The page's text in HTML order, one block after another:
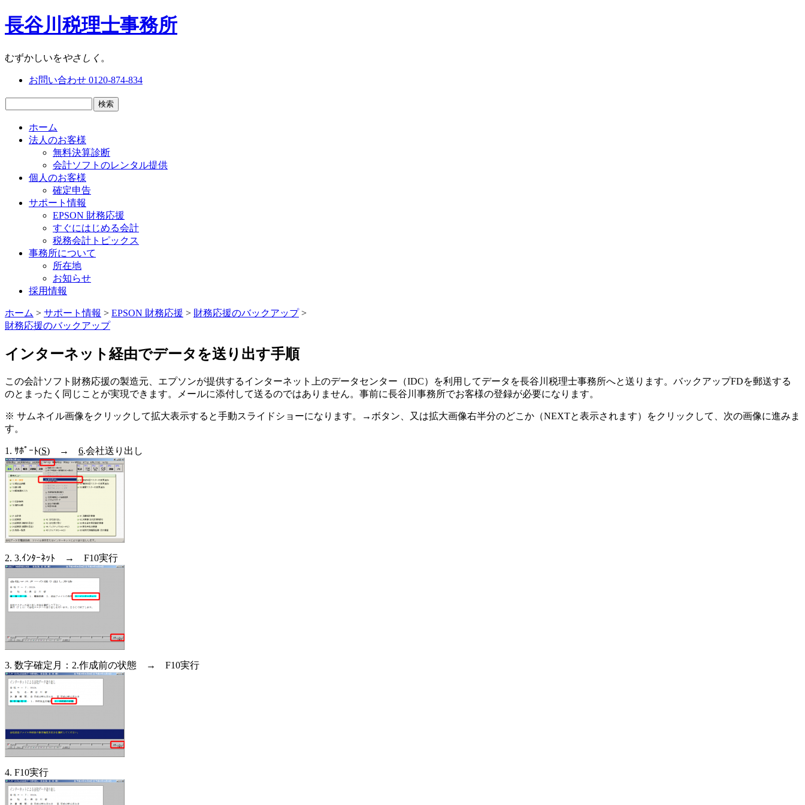
長谷川税理士事務所
むずかしいをやさしく 。
お問い合わせ 0120-874-834
ホーム
法人のお客様
無料決算診断
会計ソフトのレンタル提供
個人のお客様
確定申告
サポート情報
EPSON 財務応援
すぐにはじめる会計
税務会計トピックス
事務所について
所在地
お知らせ
採用情報
ホーム > サポート情報 > EPSON 財務応援 > 財務応援のバックアップ>
財務応援のバックアップ
インターネット経由でデータを送り出す手順
この会計ソフト財務応援の製造元、エプソンが提供するインターネット上のデータセンター（IDC）を利用してデータを長谷川税理士事務所へと送ります。バックアップFDを郵送する
のとまったく同じことが実現できます。メールに添付して送るのではありません。事前に長谷川事務所でお客様の登録が必要になります。
※ サムネイル画像をクリックして拡大表示すると手動スライドショーになります。→ボタン、又は拡大画像右半分のどこか（NEXTと表示されます）をクリックして、次の画像に進みま
す。
1. ｻﾎﾟｰﾄ(S) → 6.会社送り出し
2. 3.ｲﾝﾀｰﾈｯﾄ → F10実行
3. 数字確定月：2.作成前の状態 → F10実行
4. F10実行